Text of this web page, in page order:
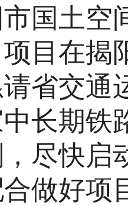
市国土
目在揭
交通运
长期铁
，尽快启
做好项